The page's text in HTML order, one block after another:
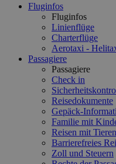
Fluginfos
Fluginfos
Linienflüge
Charterflüge
Aerotaxi -
Passagiere
Passagiere
Check in
Reisedokumente
Gepäck-
Familie mit
Reisen mit Tieren
Barrierefreies
Zoll und Steuern